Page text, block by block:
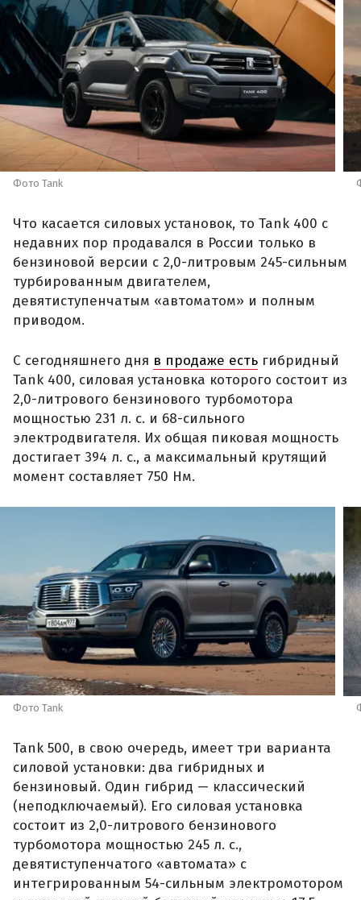
Фото Tank
Что касается силовых установок, то Tank 400 с
недавних пор продавался в России только в
бензиновой версии с 2,0-литровым 245-сильным
турбированным двигателем,
девятиступенчатым «автоматом» и полным
приводом.
С сегодняшнего дня в продаже есть гибридный
Tank 400, силовая установка которого состоит из
2,0-литрового бензинового турбомотора
мощностью 231 л. с. и 68-сильного
электродвигателя. Их общая пиковая мощность
достигает 394 л. с., а максимальный крутящий
момент составляет 750 Нм.
Фото Tank
Tank 500, в свою очередь, имеет три варианта
силовой установки: два гибридных и
бензиновый. Один гибрид — классический
(неподключаемый). Его силовая установка
состоит из 2,0-литрового бензинового
турбомотора мощностью 245 л. с.,
девятиступенчатого «автомата» с
интегрированным 54-сильным электромотором